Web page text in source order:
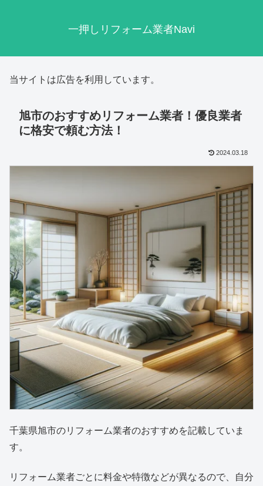
一押しリフォーム業者Navi
当サイトは広告を利用しています。
旭市のおすすめリフォーム業者！優良業者
に格安で頼む方法！
2024.03.18
千葉県旭市のリフォーム業者のおすすめを記載していま
す。
リフォーム業者ごとに料金や特徴などが異なるので、自分